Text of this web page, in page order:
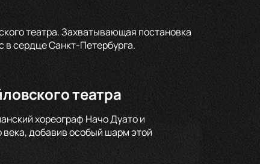
театра. Захватывающая постановка
в сердце Санкт-Петербурга.
театра
хореограф Начо Дуато и
добавив особый шарм этой